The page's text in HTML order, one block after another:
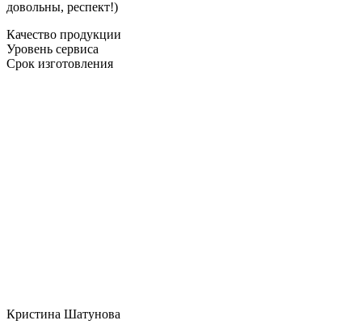
довольны, респект!)
Качество продукции
Уровень сервиса
Срок изготовления
Кристина Шатунова